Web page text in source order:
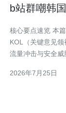
b站群嘲韩
核心要点速览 本
KOL（关键意见
流量冲击与安全威
出落地级技术清单
2026年7月25日